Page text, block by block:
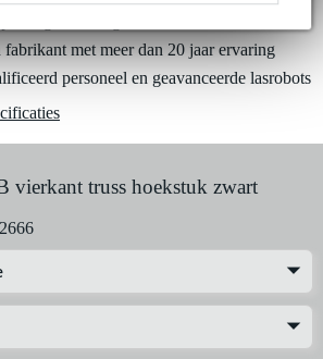
tegelijk: min. € 300,- en max.
of op te halen in de winkel
opzegbaar
je product(en) met korting te kopen
door Bax Music bij een defect
Huur dit product
fabrikant met meer dan 20 jaar ervaring
personeel en geavanceerde lasrobots
vierkant truss hoekstuk zwart